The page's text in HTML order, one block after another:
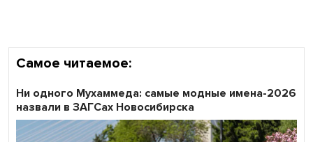
Самое читаемое:
Ни одного Мухаммеда: самые модные имена-2026
назвали в ЗАГСах Новосибирска